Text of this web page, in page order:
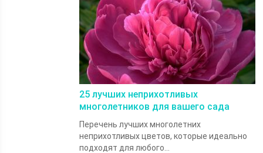
25 лучших неприхотливых
многолетников для вашего сада
Перечень лучших многолетних
неприхотливых цветов, которые идеально
подходят для любого...